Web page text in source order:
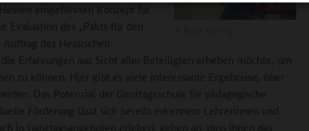
eingeführten Konzept für
Evaluation des „Pakts für den
des Hessischen
Erfahrungen aus Sicht aller Beteiligten erheben möchte, um
zu können. Hier gibt es viele interessante Ergebnisse, über
Das Potenzial der Ganztagsschule für pädagogische
Förderung lässt sich bereits erkennen: Lehrerinnen und
in Ganztagsangeboten erleben, geben an, dass ihnen das